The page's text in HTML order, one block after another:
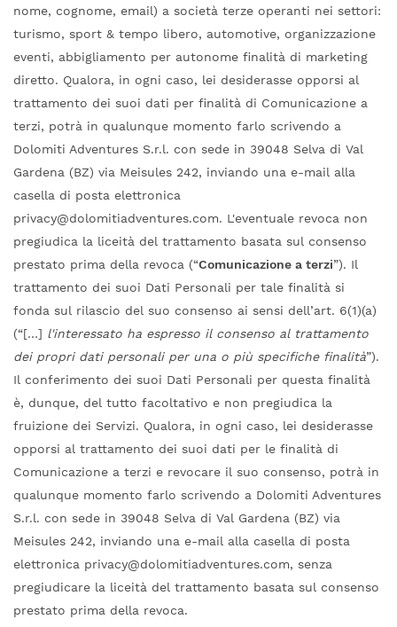
nome, cognome, email) a società terze operanti nei settori:
turismo, sport & tempo libero, automotive, organizzazione
eventi, abbigliamento per autonome finalità di marketing
diretto. Qualora, in ogni caso, lei desiderasse opporsi al
trattamento dei suoi dati per finalità di Comunicazione a
terzi, potrà in qualunque momento farlo scrivendo a
Dolomiti Adventures S.r.l. con sede in 39048 Selva di Val
Gardena (BZ) via Meisules 242, inviando una e-mail alla
casella di posta elettronica
privacy@dolomitiadventures.com. L'eventuale revoca non
pregiudica la liceità del trattamento basata sul consenso
prestato prima della revoca (“Comunicazione a terzi”). Il
trattamento dei suoi Dati Personali per tale finalità si
fonda sul rilascio del suo consenso ai sensi dell’art. 6(1)(a)
(“[…] l'interessato ha espresso il consenso al trattamento
dei propri dati personali per una o più specifiche finalità”).
Il conferimento dei suoi Dati Personali per questa finalità
è, dunque, del tutto facoltativo e non pregiudica la
fruizione dei Servizi. Qualora, in ogni caso, lei desiderasse
opporsi al trattamento dei suoi dati per le finalità di
Comunicazione a terzi e revocare il suo consenso, potrà in
qualunque momento farlo scrivendo a Dolomiti Adventures
S.r.l. con sede in 39048 Selva di Val Gardena (BZ) via
Meisules 242, inviando una e-mail alla casella di posta
elettronica privacy@dolomitiadventures.com, senza
pregiudicare la liceità del trattamento basata sul consenso
prestato prima della revoca.